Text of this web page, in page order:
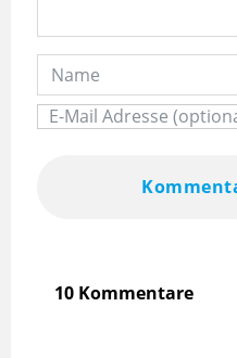
10 Kommentare